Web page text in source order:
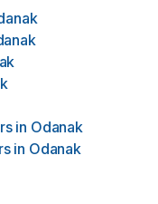
in Odanak
in Odanak